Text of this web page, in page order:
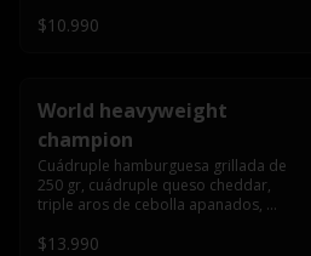
americanos todo esto bañado en la
mejor salsa jack daniels al mas puro
$10.990
World heavyweight
champion
Cuádruple hamburguesa grillada de
250 gr, cuádruple queso cheddar,
triple aros de cebolla apanados,
morada, pepinillo, chedar sause y los
$13.990